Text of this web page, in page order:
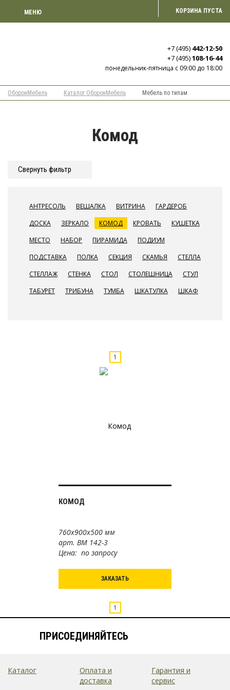
МЕНЮ КОРЗИНА ПУСТА
+7 (495) 442-12-50
+7 (495)108-16-44
понедельник-пятница с 09:00 до 18:00
ОборонМебель Каталог ОборонМебель Мебель по типам
Комод
Cвернуть фильтр
АНТРЕСОЛЬ ВЕШАЛКА ВИТРИНА
ГАРДЕРОБ
ДОСКА
ЗЕРКАЛО КОМОД КРОВАТЬ
КУШЕТКА
МЕСТО
НАБОР ПИРАМИДА
ПОДИУМ
ПОДСТАВКА
ПОЛКА СЕКЦИЯ СКАМЬЯ
СТЕЛЛА
СТЕЛЛАЖ
СТЕНКА СТОЛ СТОЛЕШНИЦА
СТУЛ
ТАБУРЕТ
ТРИБУНА ТУМБА ШКАТУЛКА ШКАФ
1
КОМОД
760х900х500 мм
арт. ВМ 142-3
Цена: по запросу
ЗАКАЗАТЬ
1
ПРИСОЕДИНЯЙТЕСЬ
Каталог
Оплата и
доставка
Гарантия и
сервис